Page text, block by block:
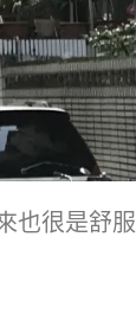
也很是舒服